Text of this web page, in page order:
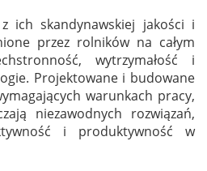
ich skandynawskiej jakości i
przez rolników na całym
wytrzymałość i
Projektowane i budowane
warunkach pracy,
niezawodnych rozwiązań,
i produktywność w